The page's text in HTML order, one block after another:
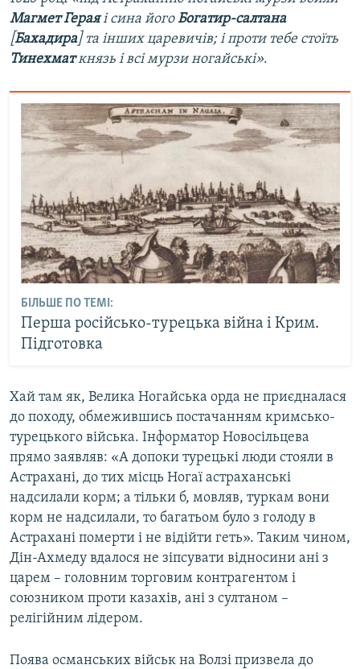
Магмет Гераяі сина йогоБогатир-салтана
[Бахадира] та інших царевичів; і проти тебе стоїть
Тинехматкнязь і всі мурзи ногайські».
БІЛЬШЕ ПО ТЕМІ:
Перша російсько-турецька війна і Крим.
Підготовка
Хай там як, Велика Ногайська орда не приєдналася
до походу, обмежившись постачанням кримсько-
турецького війська. Інформатор Новосільцева
прямо заявляв: «А допоки турецькі люди стояли в
Астрахані, до тих місць Ногаї астраханські
надсилали корм; а тільки б, мовляв, туркам вони
корм не надсилали, то багатьом було з голоду в
Астрахані померти і не відійти геть». Таким чином,
Дін-Ахмеду вдалося не зіпсувати відносини ані з
царем – головним торговим контрагентом і
союзником проти казахів, ані з султаном –
релігійним лідером.
Поява османських військ на Волзі призвела до